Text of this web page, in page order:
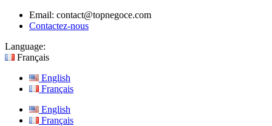
Email: contact@topnegoce.com
Contactez-nous
Language:
Français
English
Français
English
Français